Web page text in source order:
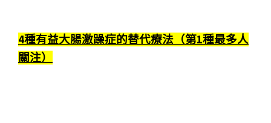
4種有益大腸激躁症的替代療法（第1種最多人
關注）